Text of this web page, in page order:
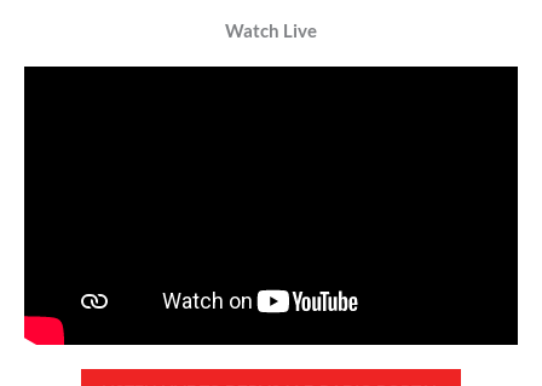
Watch Live